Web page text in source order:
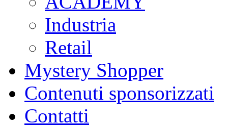
Industria
Retail
Mystery Shopper
Contenuti sponsorizzati
Contatti